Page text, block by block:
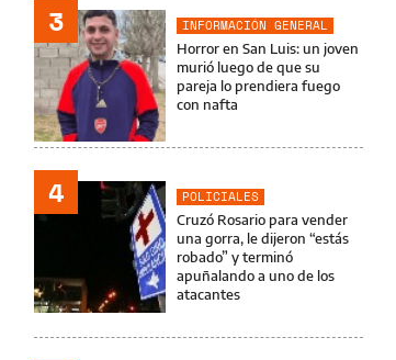
3
INFORMACIÓN GENERAL
Horror en San Luis: un joven
murió luego de que su
pareja lo prendiera fuego
con nafta
4
POLICIALES
Cruzó Rosario para vender
una gorra, le dijeron “estás
robado” y terminó
apuñalando a uno de los
atacantes